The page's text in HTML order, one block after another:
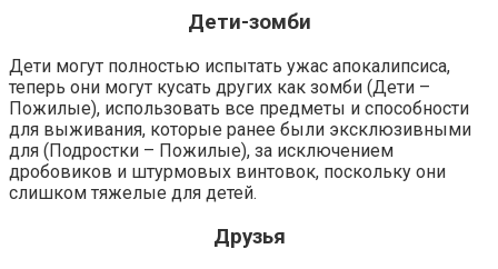
Дети-зомби
Дети могут полностью испытать ужас апокалипсиса,
теперь они могут кусать других как зомби (Дети –
Пожилые), использовать все предметы и способности
для выживания, которые ранее были эксклюзивными
для (Подростки – Пожилые), за исключением
дробовиков и штурмовых винтовок, поскольку они
слишком тяжелые для детей.
Друзья